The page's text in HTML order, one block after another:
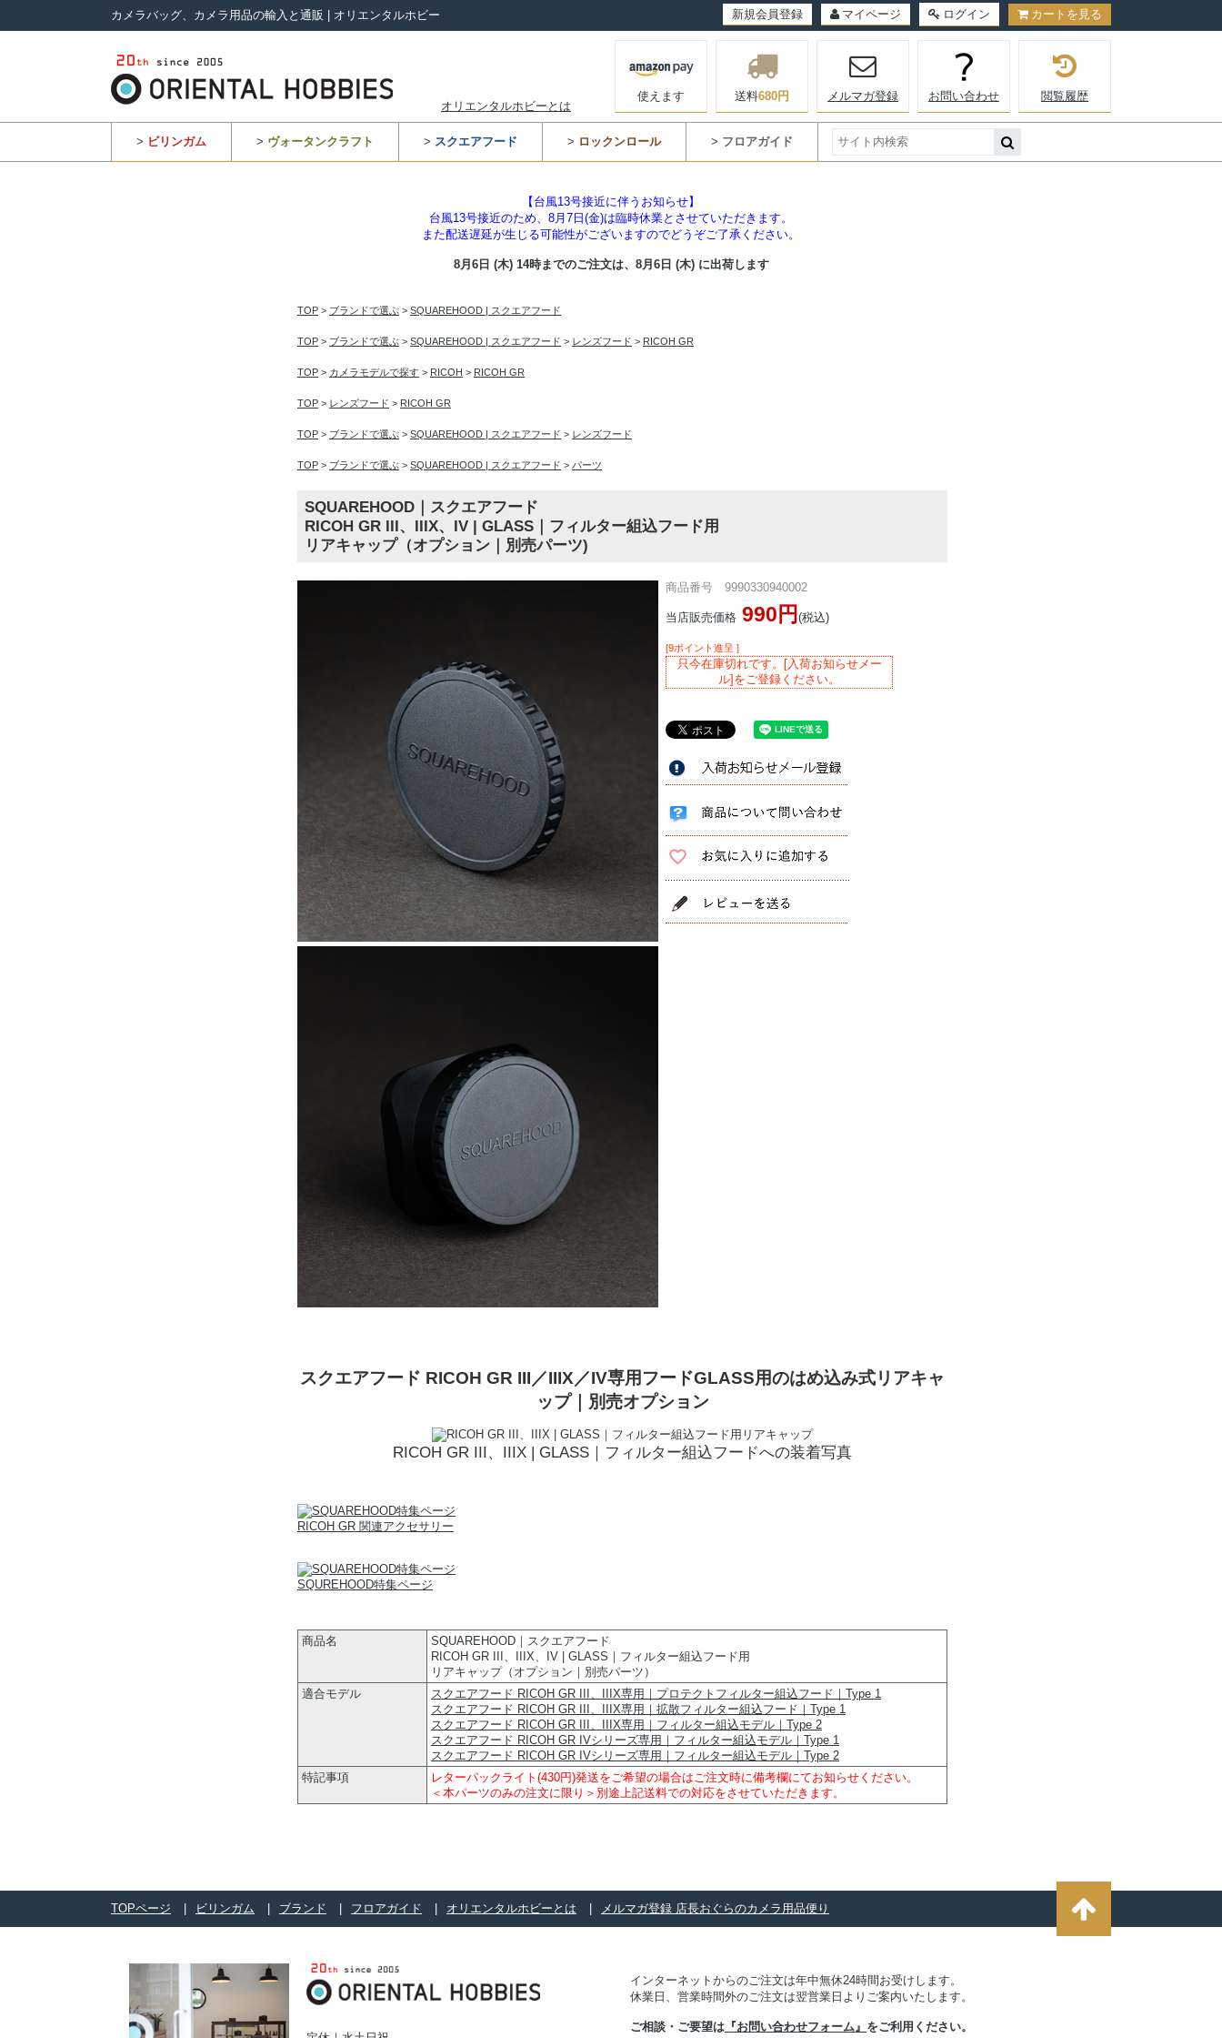
カメラバッグ、カメラ用品の輸入と通販 | オリエンタルホビー 新規会員登録 マイページ ログイン カートを見る
オリエンタルホビーとは
使えます 送料680円 メルマガ登録 お問い合わせ 閲覧履歴
> ビリンガム > ヴォータンクラフト > スクエアフード > ロックンロール > フロアガイド
【台風13号接近に伴うお知らせ】
台風13号接近のため、8月7日(金)は臨時休業とさせていただきます。
また配送遅延が生じる可能性がございますのでどうぞご了承ください。
8月6日 (木) 14時までのご注文は、 8月6日 (木) に出荷します
TOP > ブランドで選ぶ > SQUAREHOOD | スクエアフード
TOP > ブランドで選ぶ > SQUAREHOOD | スクエアフード > レンズフード > RICOH GR
TOP > カメラモデルで探す > RICOH > RICOH GR
TOP > レンズフード > RICOH GR
TOP > ブランドで選ぶ > SQUAREHOOD | スクエアフード > レンズフード
TOP > ブランドで選ぶ > SQUAREHOOD | スクエアフード > パーツ
SQUAREHOOD｜スクエアフード
RICOH GR III、IIIX、IV | GLASS｜フィルター組込フード用
リアキャップ（オプション｜別売パーツ)
商品番号 9990330940002
当店販売価格 990円(税込)
[9ポイント進呈 ]
只今在庫切れです。[入荷お知らせメー
ル]をご登録ください。
スクエアフード RICOH GR III／IIIX／IV専用フードGLASS用のはめ込み式リアキャ
ップ｜別売オプション
RICOH GR III、IIIX | GLASS｜フィルター組込フードへの装着写真
RICOH GR 関連アクセサリー
SQUREHOOD特集ページ
商品名
SQUAREHOOD｜スクエアフード
RICOH GR III、IIIX、IV | GLASS｜フィルター組込フード用
リアキャップ（オプション｜別売パーツ）
適合モデル
スクエアフード RICOH GR III、IIIX専用｜プロテクトフィルター組込フード｜Type 1
スクエアフード RICOH GR III、IIIX専用｜拡散フィルター組込フード｜Type 1
スクエアフード RICOH GR III、IIIX専用｜フィルター組込モデル｜Type 2
スクエアフード RICOH GR IVシリーズ専用｜フィルター組込モデル｜Type 1
スクエアフード RICOH GR IVシリーズ専用｜フィルター組込モデル｜Type 2
特記事項
レターパックライト(430円)発送をご希望の場合はご注文時に備考欄にてお知らせください。
＜本パーツのみの注文に限り＞別途上記送料での対応をさせていただきます。
TOPページ ビリンガム ブランド フロアガイド オリエンタルホビーとは メルマガ登録 店長おぐらのカメラ用品便り
インターネットからのご注文は年中無休24時間お受けします。
休業日、営業時間外のご注文は翌営業日よりご案内いたします。
ご相談・ご要望は 『お問い合わせフォーム』 をご利用ください。